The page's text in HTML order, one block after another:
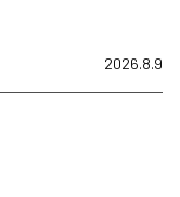
2026.8.9